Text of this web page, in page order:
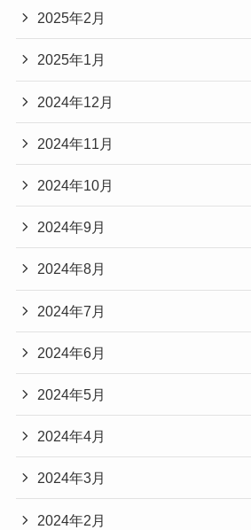
2025年2月
2025年1月
2024年12月
2024年11月
2024年10月
2024年9月
2024年8月
2024年7月
2024年6月
2024年5月
2024年4月
2024年3月
2024年2月